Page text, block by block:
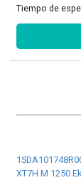
Tiempo de
XT7H M 1250